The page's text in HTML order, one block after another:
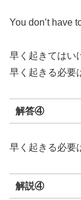
You don’t have
早く起きてはい
早く起きる必要
解答④
早く起きる必要
解説④